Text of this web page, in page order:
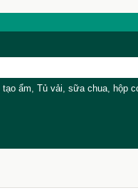
tạo ẩm, Tủ vải, sữa chua, hộp